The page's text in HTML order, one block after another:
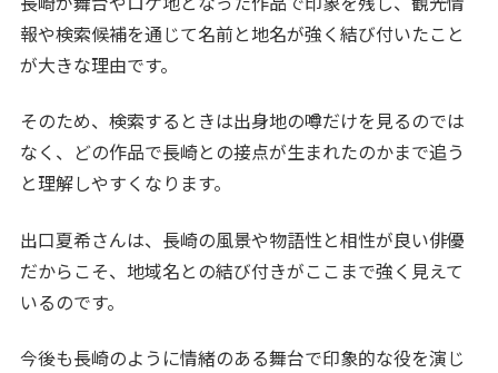
報や検索候補を通じて名前と地名が強く結び付いたこと
が大きな理由です。
そのため、検索するときは出身地の噂だけを見るのでは
なく、どの作品で長崎との接点が生まれたのかまで追う
と理解しやすくなります。
出口夏希さんは、長崎の風景や物語性と相性が良い俳優
だからこそ、地域名との結び付きがここまで強く見えて
いるのです。
今後も長崎のように情緒のある舞台で印象的な役を演じ